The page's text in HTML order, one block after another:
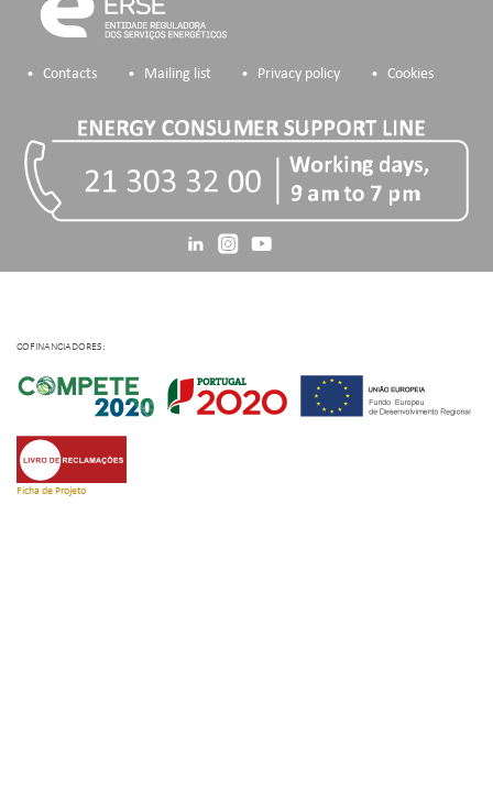
Contacts Mailing list Privacy policy Cookies
COFINANCIADORES:
Ficha de Projeto